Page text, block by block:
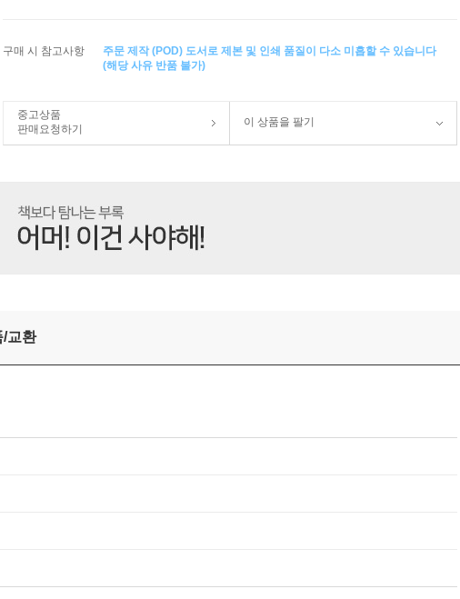
구매 시 참고사항
주문 제작 (POD) 도서로 제본 및 인쇄 품질이 다소 미흡할 수 있습니다
(해당 사유 반품 불가)
중고상품
판매요청하기
이 상품을 팔기
/교환